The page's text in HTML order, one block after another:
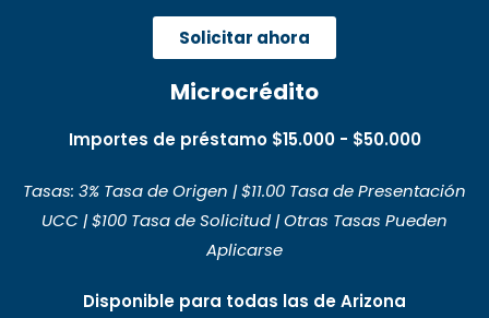
Solicitar ahora
Microcrédito
Importes de préstamo $15.000 - $50.000
Tasas: 3% Tasa de Origen | $11.00 Tasa de Presentación
UCC | $100 Tasa de Solicitud | Otras Tasas Pueden
Aplicarse
Disponible para todas las de Arizona